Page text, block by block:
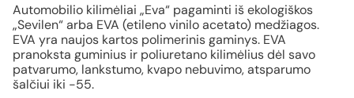
Automobilio kilimėliai „Eva“ pagaminti iš ekologiškos
„Sevilen“ arba EVA (etileno vinilo acetato) medžiagos.
EVA yra naujos kartos polimerinis gaminys. EVA
pranoksta guminius ir poliuretano kilimėlius dėl savo
patvarumo, lankstumo, kvapo nebuvimo, atsparumo
šalčiui iki -55.